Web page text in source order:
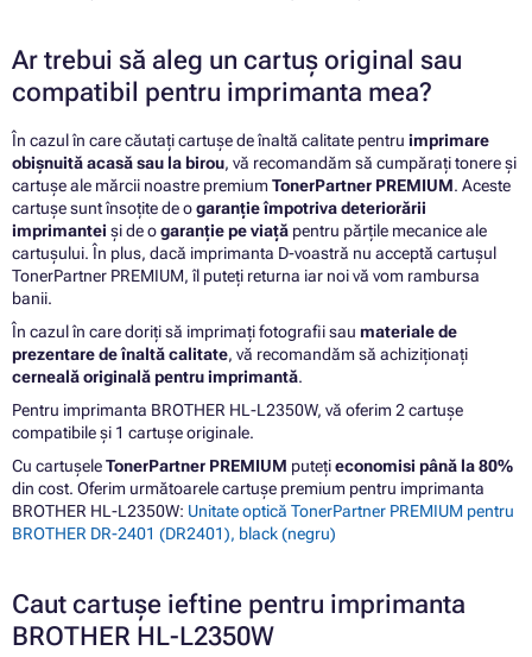
Ar trebui să aleg un cartuș original sau
compatibil pentru imprimanta mea?
În cazul în care căutați cartușe de înaltă calitate pentru imprimare
obișnuită acasă sau la birou, vă recomandăm să cumpărați tonere și
cartușe ale mărcii noastre premiumTonerPartner PREMIUM. Aceste
cartușe sunt însoțite de ogaranție împotriva deteriorării
imprimantei și de ogaranție pe viață pentru părțile mecanice ale
cartușului. În plus, dacă imprimanta D-voastră nu acceptă cartușul
TonerPartner PREMIUM, îl puteți returna iar noi vă vom rambursa
banii.
În cazul în care doriți să imprimați fotografii sau materiale de
prezentare de înaltă calitate, vă recomandăm să achiziționați
cerneală originală pentru imprimantă.
Pentru imprimanta BROTHER HL-L2350W, vă oferim 2 cartușe
compatibile și 1 cartușe originale.
Cu cartușeleTonerPartner PREMIUM putețieconomisi până la 80%
din cost. Oferim următoarele cartușe premium pentru imprimanta
BROTHER HL-L2350W: Unitate optică TonerPartner PREMIUM pentru
BROTHER DR-2401 (DR2401), black (negru)
Caut cartușe ieftine pentru imprimanta
BROTHER HL-L2350W